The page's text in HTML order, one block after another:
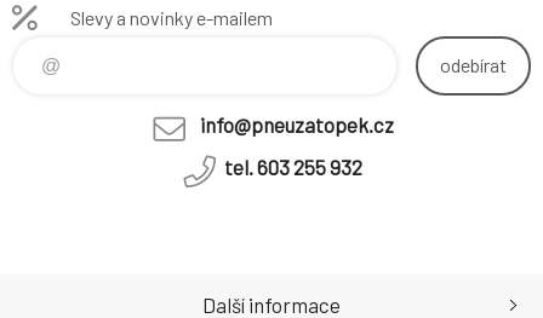
Slevy a novinky e-mailem
odebírat
info@pneuzatopek.cz
tel. 603 255 932
Další informace